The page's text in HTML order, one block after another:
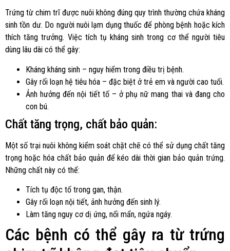
Trứng từ chim trĩ được nuôi không đúng quy trình thường chứa kháng
sinh tồn dư. Do người nuôi lạm dụng thuốc để phòng bệnh hoặc kích
thích tăng trưởng. Việc tích tụ kháng sinh trong cơ thể người tiêu
dùng lâu dài có thể gây:
Kháng kháng sinh – nguy hiểm trong điều trị bệnh.
Gây rối loạn hệ tiêu hóa – đặc biệt ở trẻ em và người cao tuổi.
Ảnh hưởng đến nội tiết tố – ở phụ nữ mang thai và đang cho
con bú.
Chất tăng trọng, chất bảo quản:
Một số trại nuôi không kiểm soát chặt chẽ có thể sử dụng chất tăng
trọng hoặc hóa chất bảo quản để kéo dài thời gian bảo quản trứng.
Những chất này có thể:
Tích tụ độc tố trong gan, thận.
Gây rối loạn nội tiết, ảnh hưởng đến sinh lý.
Làm tăng nguy cơ dị ứng, nổi mẩn, ngứa ngáy.
Các bệnh có thể gây ra từ trứng